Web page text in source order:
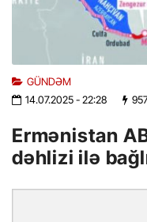
GÜNDƏM
14.07.2025- 22:28
Ermənistan
dəhlizi ilə